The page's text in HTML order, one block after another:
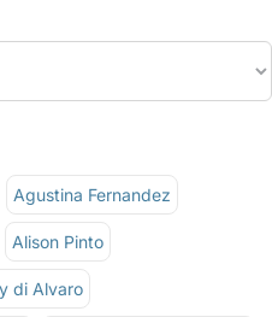
Agustina Fernandez
Alison Pinto
di Alvaro